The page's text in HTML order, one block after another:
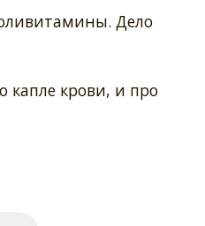
Дело
капле крови, и про